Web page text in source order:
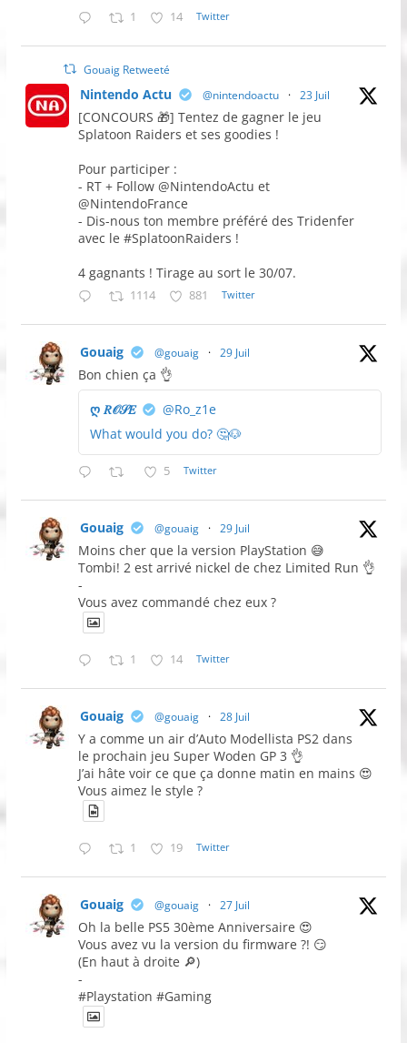
1 14 Twitter
Gouaig Retweeté
Nintendo Actu @nintendoactu · 23 Juil
[CONCOURS 🎁] Tentez de gagner le jeu
Splatoon Raiders et ses goodies !
Pour participer :
- RT + Follow @NintendoActu et
@NintendoFrance
- Dis-nous ton membre préféré des Tridenfer
avec le #SplatoonRaiders !
4 gagnants ! Tirage au sort le 30/07.
1114 881 Twitter
Gouaig @gouaig · 29 Juil
Bon chien ça 👌
ღ 𝑅𝒪𝒮𝐸
@Ro_z1e
What would you do? 🤔🐶
5 Twitter
Gouaig @gouaig · 29 Juil
Moins cher que la version PlayStation 😅
Tombi! 2 est arrivé nickel de chez Limited Run 👌
-
Vous avez commandé chez eux ?
1 14 Twitter
Gouaig @gouaig · 28 Juil
Y a comme un air d’Auto Modellista PS2 dans
le prochain jeu Super Woden GP 3 👌
J’ai hâte voir ce que ça donne matin en mains 😍
Vous aimez le style ?
1 19 Twitter
Gouaig @gouaig · 27 Juil
Oh la belle PS5 30ème Anniversaire 😍
Vous avez vu la version du firmware ?! 😏
(En haut à droite 🔎)
-
#Playstation #Gaming